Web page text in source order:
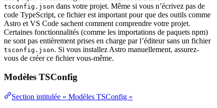
tsconfig.json dans votre projet. Même si vous n’écrivez pas de
code TypeScript, ce fichier est important pour que des outils comme
Astro et VS Code sachent comment comprendre votre projet.
Certaines fonctionnalités (comme les importations de paquets npm)
ne sont pas entièrement prises en charge par l’éditeur sans un fichier
tsconfig.json. Si vous installez Astro manuellement, assurez-
vous de créer ce fichier vous-même.
Modèles TSConfig
Section intitulée « Modèles TSConfig »